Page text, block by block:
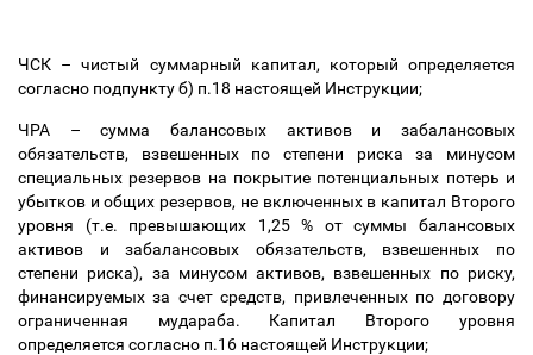
ЧСК – чистый суммарный капитал, который определяется
согласно подпункту б) п.18 настоящей Инструкции;
ЧРА – сумма балансовых активов и забалансовых
обязательств, взвешенных по степени риска за минусом
специальных резервов на покрытие потенциальных потерь и
убытков и общих резервов, не включенных в капитал Второго
уровня (т.е. превышающих 1,25 % от суммы балансовых
активов и забалансовых обязательств, взвешенных по
степени риска), за минусом активов, взвешенных по риску,
финансируемых за счет средств, привлеченных по договору
ограниченная мудараба. Капитал Второго уровня
определяется согласно п.16 настоящей Инструкции;